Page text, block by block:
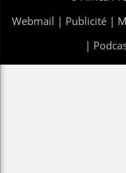
Webmail | Publicité |
|